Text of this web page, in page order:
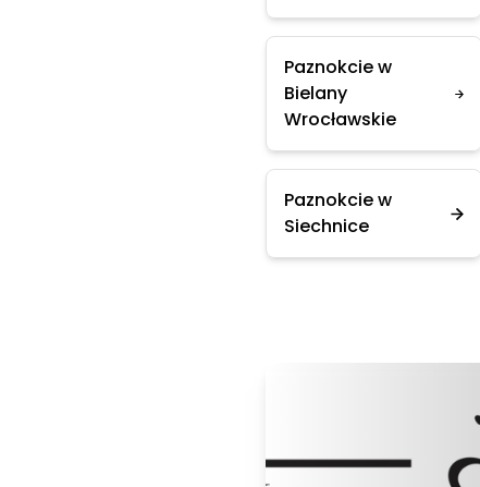
Paznokcie w
Bielany
Wrocławskie
Paznokcie w
Siechnice